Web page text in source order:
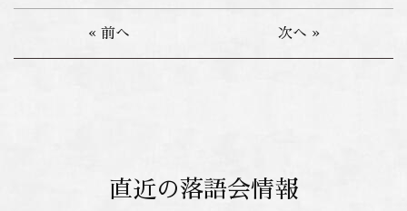
« 前へ 次へ »
直近の落語会情報